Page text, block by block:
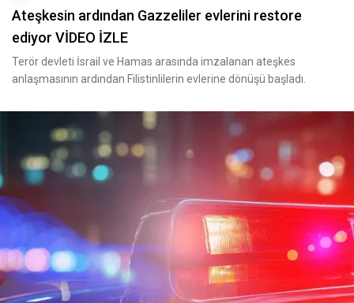
Ateşkesin ardından Gazzeliler evlerini restore
ediyor VİDEO İZLE
Terör devleti İsrail ve Hamas arasında imzalanan ateşkes
anlaşmasının ardından Filistinlilerin evlerine dönüşü başladı.